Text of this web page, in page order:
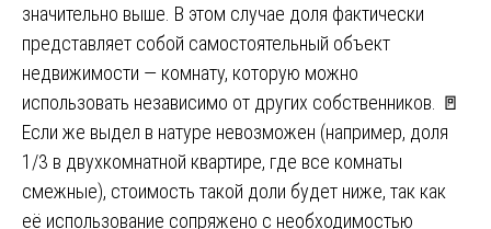
значительно выше. В этом случае доля фактически
представляет собой самостоятельный объект
недвижимости — комнату, которую можно
использовать независимо от других собственников. 🚪
Если же выдел в натуре невозможен (например, доля
1/3 в двухкомнатной квартире, где все комнаты
смежные), стоимость такой доли будет ниже, так как
её использование сопряжено с необходимостью